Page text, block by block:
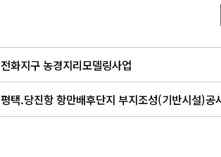
전화지구 농경지리모델링사업
평택.당진항 항만배후단지 부지조성(기반시설)공